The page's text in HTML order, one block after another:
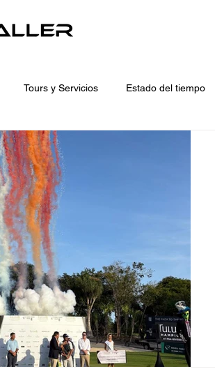
Tours y Servicios Estado del tiempo
and Services